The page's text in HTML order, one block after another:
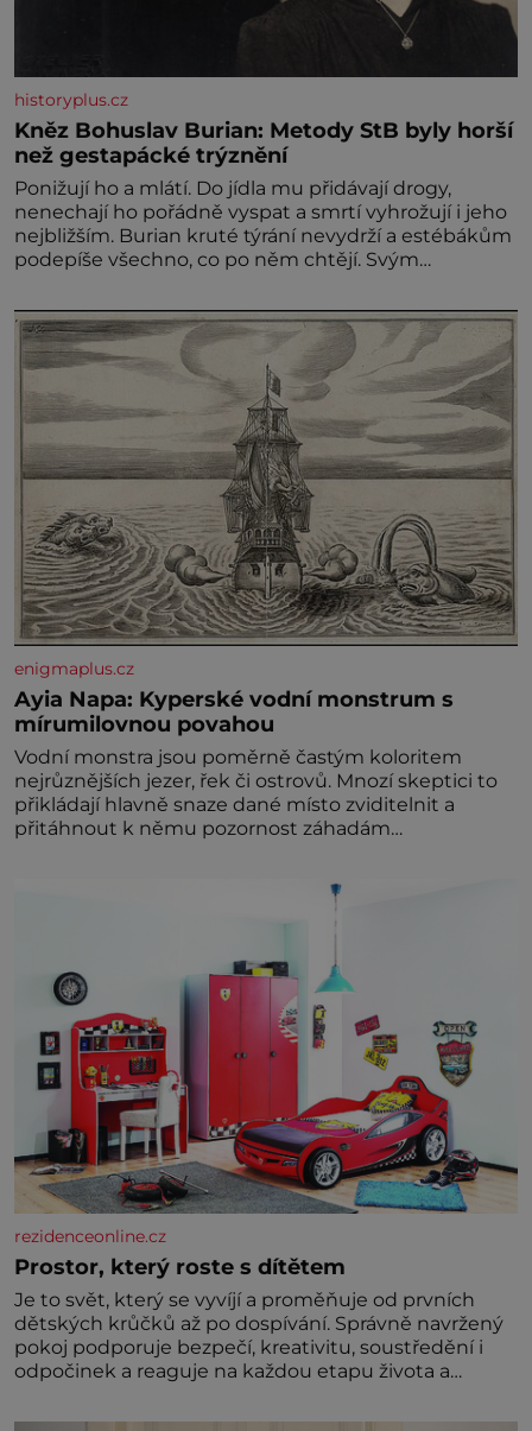
historyplus.cz
Kněz Bohuslav Burian: Metody StB byly horší
než gestapácké trýznění
Ponižují ho a mlátí. Do jídla mu přidávají drogy,
nenechají ho pořádně vyspat a smrtí vyhrožují i jeho
nejbližším. Burian kruté týrání nevydrží a estébákům
podepíše všechno, co po něm chtějí. Svým
výslechů nikdo nevyvíjel fyzický ani psychický nátlak.
Syn brněnského řezníka chce být knězem a
enigmaplus.cz
Ayia Napa: Kyperské vodní monstrum s
mírumilovnou povahou
Vodní monstra jsou poměrně častým koloritem
nejrůznějších jezer, řek či ostrovů. Mnozí skeptici to
přikládají hlavně snaze dané místo zviditelnit a
přitáhnout k němu pozornost záhadám
rezidenceonline.cz
Prostor, který roste s dítětem
Je to svět, který se vyvíjí a proměňuje od prvních
dětských krůčků až po dospívání. Správně navržený
pokoj podporuje bezpečí, kreativitu, soustředění i
odpočinek a reaguje na každou etapu života a
jednoduchost, měkkost a bezpečí, proto by pokoj